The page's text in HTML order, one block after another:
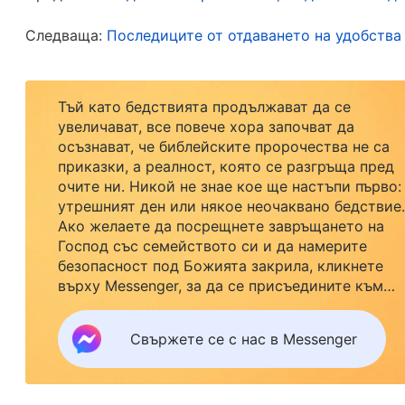
ми няма да бъдат накърнени. Затова не се
братята и сестрите ми бяха лениви и мудни в
проблеми. Водачката на екипа ми напомни,
работата, но аз не само не се
тя е нехайна в изпълнението на дълга си.
изпълнението на дълга си. Пестях усилия,
отнасях към църковните дела сериозно.
Бог проучва всичко внимателно и Него не
по този нехаен начин, не само щях да
късно щях да бъда разкрита и освободена,
най-накрая осъзнах сериозността на
Следваща: Последиците от отдаването на удобства
Тъй като бедствията продължават да се
увеличават, все повече хора започват да
осъзнават, че библейските пророчества не са
приказки, а реалност, която се разгръща пред
очите ни. Никой не знае кое ще настъпи първо:
утрешният ден или някое неочаквано бедствие.
Ако желаете да посрещнете завръщането на
Господ със семейството си и да намерите
безопасност под Божията закрила, кликнете
върху Messenger, за да се присъедините към
нашата група за изучаване. Не чакайте до утре.
Свържете се с нас в Messenger